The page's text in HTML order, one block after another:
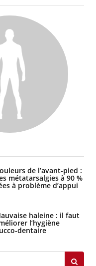
de l’avant-pied :
métatarsalgies à 90 %
à problème d’appui
haleine : il faut
l’hygiène
dentaire